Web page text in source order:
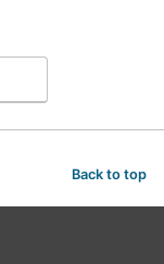
Back to top